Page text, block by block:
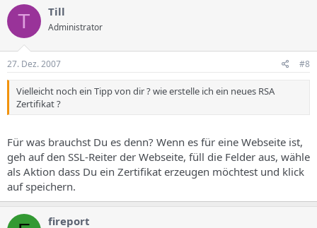
T Till
Administrator
27. Dez. 2007 #8
Vielleicht noch ein Tipp von dir ? wie erstelle ich ein neues RSA
Zertifikat ?
Für was brauchst Du es denn? Wenn es für eine Webseite ist,
geh auf den SSL-Reiter der Webseite, füll die Felder aus, wähle
als Aktion dass Du ein Zertifikat erzeugen möchtest und klick
auf speichern.
fireport